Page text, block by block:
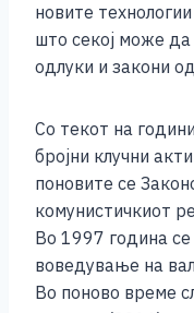
новите
што секој може да
одлуки и закони
Со текот на
бројни клучни
поновите се
комунистичкиот
Во 1997 година се
воведување на
Во поново време